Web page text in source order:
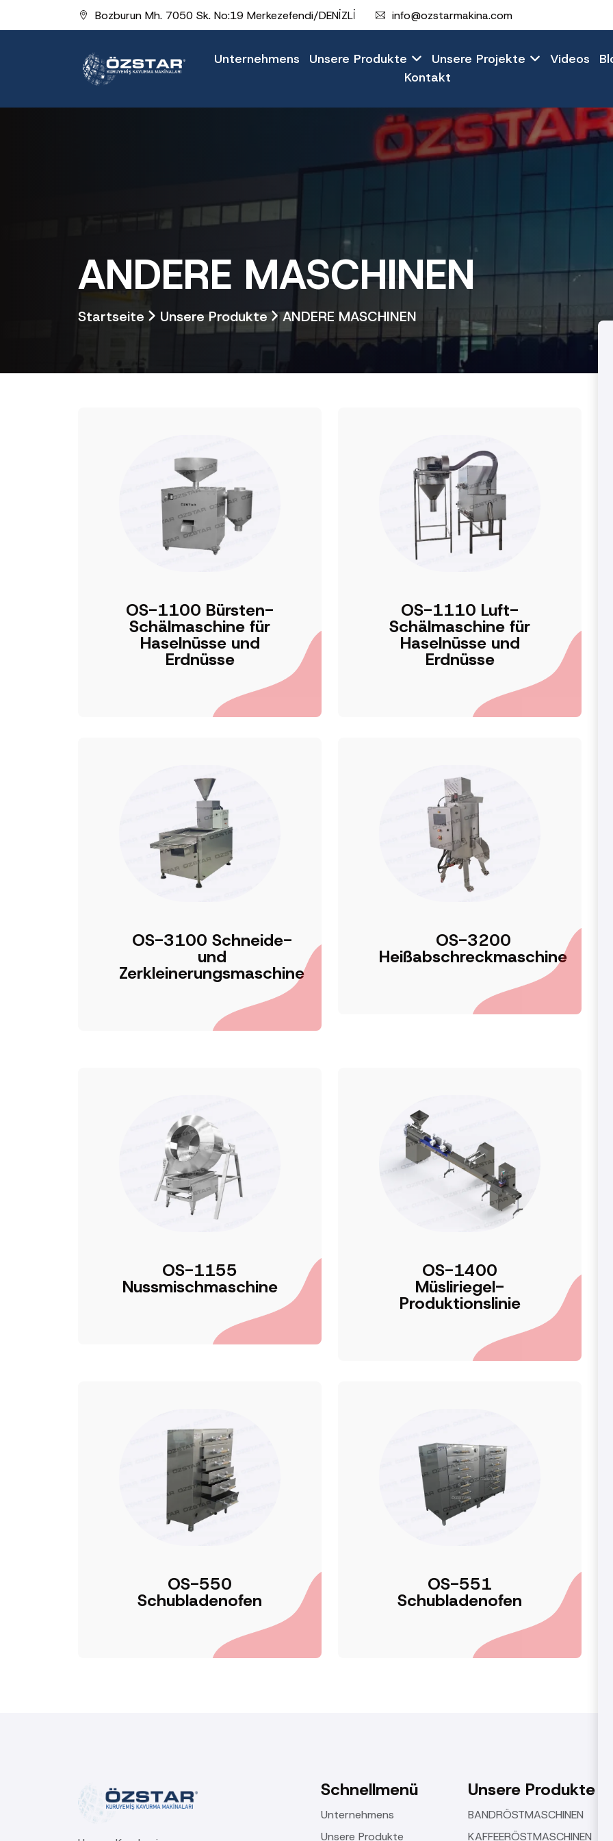
Bozburun Mh. 7050 Sk. No:19 Merkezefendi/DENİZLİ info@ozstarmakina.com
Unternehmens Unsere Produkte Unsere Projekte Videos
Kontakt
ANDERE MASCHINEN
Startseite Unsere Produkte ANDERE MASCHINEN
OS-1100 Bürsten-
Schälmaschine für
Haselnüsse und
Erdnüsse
OS-1110 Luft-
Schälmaschine für
Haselnüsse und
Erdnüsse
OS-3100 Schneide-
und
Zerkleinerungsmaschine
OS-3200
Heißabschreckmaschine
OS-1155
Nussmischmaschine
OS-1400
Müsliriegel-
Produktionslinie
OS-550
Schubladenofen
OS-551
Schubladenofen
Schnellmenü
Unternehmens
Unsere Produkte
Unsere Produkte
BANDRÖSTMASCHINEN
KAFFEERÖSTMASCHINEN